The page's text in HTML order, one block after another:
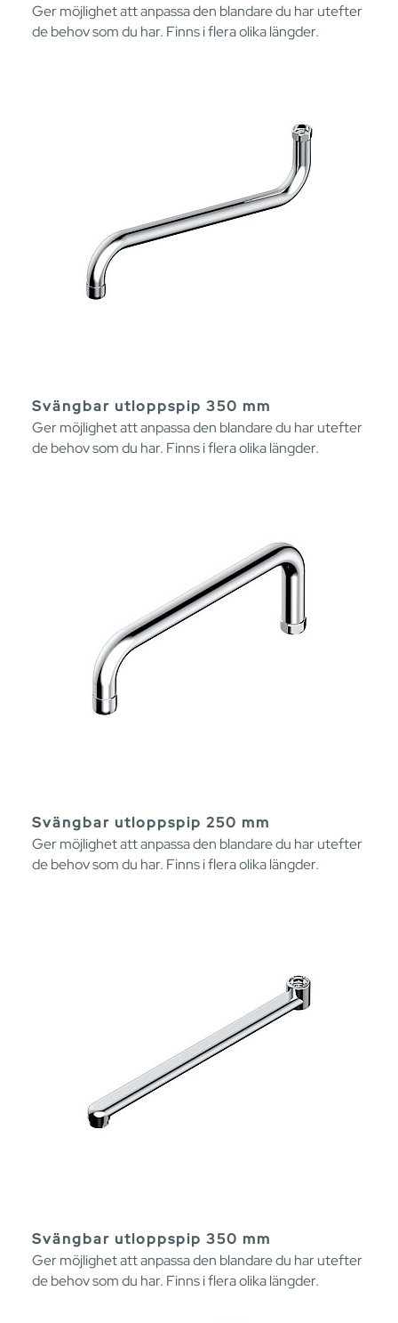
Ger möjlighet att anpassa den blandare du har utefter
de behov som du har. Finns i flera olika längder.
Svängbar utloppspip 350 mm
Ger möjlighet att anpassa den blandare du har utefter
de behov som du har. Finns i flera olika längder.
Svängbar utloppspip 250 mm
Ger möjlighet att anpassa den blandare du har utefter
de behov som du har. Finns i flera olika längder.
Svängbar utloppspip 350 mm
Ger möjlighet att anpassa den blandare du har utefter
de behov som du har. Finns i flera olika längder.